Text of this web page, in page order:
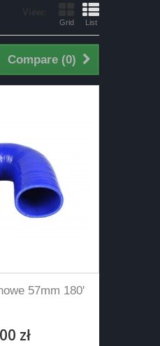
Grid List
Compare (0)
57mm 180'
zł